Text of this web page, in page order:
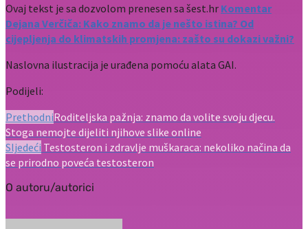
Ovaj tekst je sa dozvolom prenesen sa šest.hr Komentar
Dejana Verčiča: Kako znamo da je nešto istina? Od
cijepljenja do klimatskih promjena: zašto su dokazi važni?
Naslovna ilustracija je urađena pomoću alata GAI.
Podijeli:
PrethodniRoditeljska pažnja: znamo da volite svoju djecu.
Stoga nemojte dijeliti njihove slike online
Sljedeći Testosteron i zdravlje muškaraca: nekoliko načina da
se prirodno poveća testosteron
O autoru/autorici